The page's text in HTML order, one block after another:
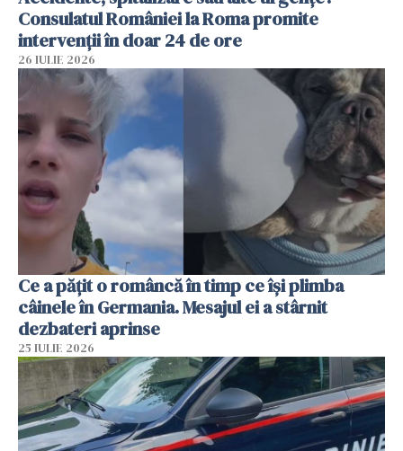
Consulatul României la Roma promite
intervenții în doar 24 de ore
26 IULIE 2026
Ce a pățit o româncă în timp ce își plimba
câinele în Germania. Mesajul ei a stârnit
dezbateri aprinse
25 IULIE 2026